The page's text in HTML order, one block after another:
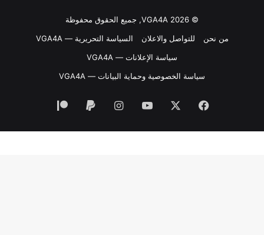
© VGA4A 2026, جميع الحقوق محفوظة
من نحن
للتواصل والاعلان
السياسة التحريرية — VGA4A
سياسة الإعلانات — VGA4A
سياسة الخصوصية وحماية البيانات — VGA4A
فيسبوك ‫YouTubeانستقرام
‏Paypal
‫Patreon